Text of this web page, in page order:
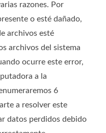
razones. Por
o esté dañado,
archivos esté
archivos del sistema
ocurre este error,
a la
6
a resolver este
datos perdidos debido